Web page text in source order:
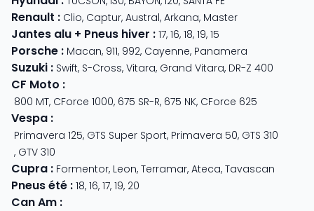
Renault : Clio, Captur, Austral, Arkana, Master
Jantes alu + Pneus hiver : 17, 16, 18, 19, 15
Porsche : Macan, 911, 992, Cayenne, Panamera
Suzuki : Swift, S-Cross, Vitara, Grand Vitara, DR-Z 400
CF Moto :
800 MT, CForce 1000, 675 SR-R, 675 NK, CForce 625
Vespa :
Primavera 125, GTS Super Sport, Primavera 50, GTS 310
, GTV 310
Cupra : Formentor, Leon, Terramar, Ateca, Tavascan
Pneus été : 18, 16, 17, 19, 20
Can Am :